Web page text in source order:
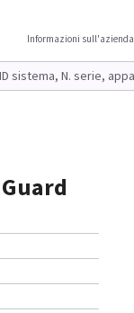
Informazioni sull'azienda